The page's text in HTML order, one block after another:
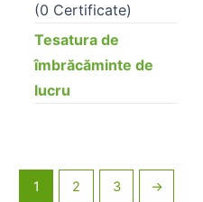
(0 Certificate)
Tesatura de
îmbrăcăminte de
lucru
1 2 3 →